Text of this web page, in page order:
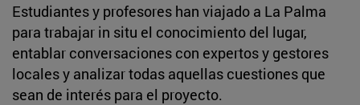
Estudiantes y profesores han viajado a La Palma
para trabajar in situ el conocimiento del lugar,
entablar conversaciones con expertos y gestores
locales y analizar todas aquellas cuestiones que
sean de interés para el proyecto.